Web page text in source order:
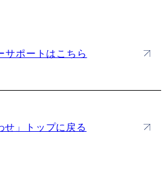
サポートはこちら
せ」トップに戻る